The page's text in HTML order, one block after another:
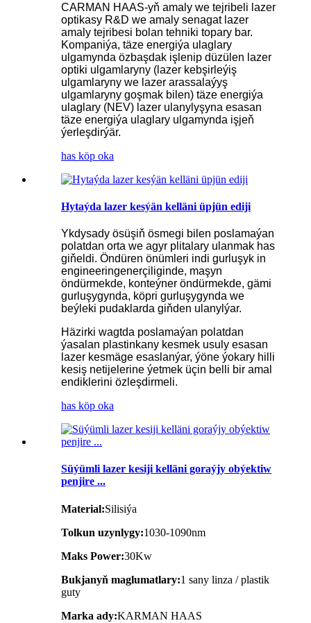
CARMAN HAAS-yň amaly we tejribeli lazer
optikasy R&D we amaly senagat lazer
amaly tejribesi bolan tehniki topary bar.
Kompaniýa, täze energiýa ulaglary
ulgamynda özbaşdak işlenip düzülen lazer
optiki ulgamlaryny (lazer kebşirleýiş
ulgamlaryny we lazer arassalaýyş
ulgamlaryny goşmak bilen) täze energiýa
ulaglary (NEV) lazer ulanylyşyna esasan
täze energiýa ulaglary ulgamynda işjeň
ýerleşdirýär.
has köp oka
Hytaýda lazer kesýän kelläni üpjün ediji
Ykdysady ösüşiň ösmegi bilen poslamaýan
polatdan orta we agyr plitalary ulanmak has
giňeldi. Öndüren önümleri indi gurluşyk in
engineeringenerçiliginde, maşyn
öndürmekde, konteýner öndürmekde, gämi
gurluşygynda, köpri gurluşygynda we
beýleki pudaklarda giňden ulanylýar.
Häzirki wagtda poslamaýan polatdan
ýasalan plastinkany kesmek usuly esasan
lazer kesmäge esaslanýar, ýöne ýokary hilli
kesiş netijelerine ýetmek üçin belli bir amal
endiklerini özleşdirmeli.
has köp oka
Süýümli lazer kesiji kelläni goraýjy obýektiw
penjire ...
Material:Silisiýa
Tolkun uzynlygy:1030-1090nm
Maks Power:30Kw
Bukjanyň maglumatlary:1 sany linza / plastik
guty
Marka ady:KARMAN HAAS